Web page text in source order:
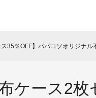
ス35％OFF】パパコソオリジナル
ケース2枚